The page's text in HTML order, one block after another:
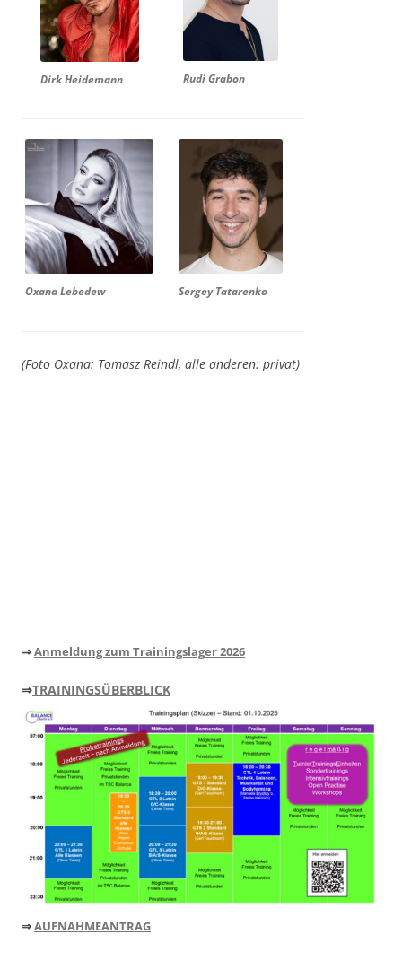
Dirk Heidemann Rudi Grabon
Oxana Lebedew Sergey Tatarenko
(Foto Oxana: Tomasz Reindl, alle anderen: privat)
⇒Anmeldung zum Trainingslager 2026
⇒TRAININGSÜBERBLICK
⇒AUFNAHMEANTRAG